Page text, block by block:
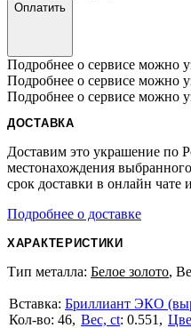
Оплатить
Подробнее о сервисе можно
Подробнее о сервисе можно
Подробнее о сервисе можно
ДОСТАВКА
Доставим это украшение по
местонахождения
срок доставки в онлайн чате
Подробнее о доставке
ХАРАКТЕРИСТИКИ
Тип металла: Белое золото,
Бриллиант ЭКО
46 Вес, ct: 0.551